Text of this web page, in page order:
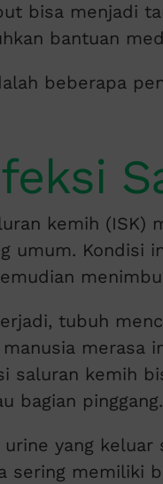
bisa menjadi
bantuan
beberapa
kemih (ISK)
umum. Kondisi
tubuh
merasa
saluran kemih
bagian pinggang.
yang
sering memiliki